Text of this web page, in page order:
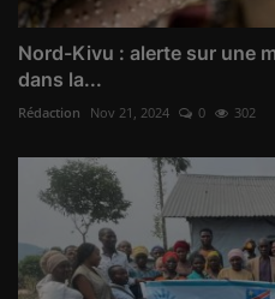
Nord-Kivu : alerte sur une
dans la...
Rédaction Nov 21, 2024 0 302